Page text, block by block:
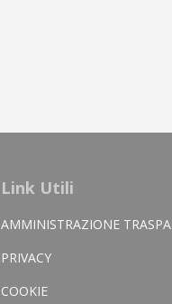
Link Utili
AMMINISTRAZIONE
PRIVACY
COOKIE